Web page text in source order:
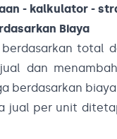
Biaya
total
dan
berdasarkan
jual per unit